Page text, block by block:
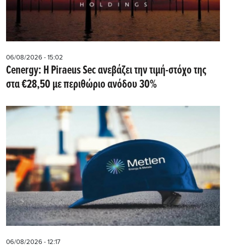
06/08/2026 - 15:02
Cenergy: Η Piraeus Sec ανεβάζει την τιμή-στόχο της
στα €28,50 με περιθώριο ανόδου 30%
06/08/2026 - 12:17